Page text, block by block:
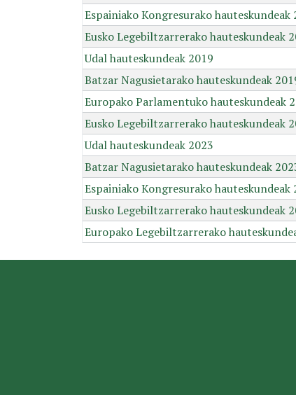
Espainiako Kongresurako hauteskundeak
Eusko Legebiltzarrerako hauteskundeak
Udal hauteskundeak 2019
Batzar Nagusietarako hauteskundeak
Europako Parlamentuko hauteskundeak
Eusko Legebiltzarrerako hauteskundeak
Udal hauteskundeak 2023
Batzar Nagusietarako hauteskundeak
Espainiako Kongresurako hauteskundeak
Eusko Legebiltzarrerako hauteskundeak
Europako Legebiltzarrerako